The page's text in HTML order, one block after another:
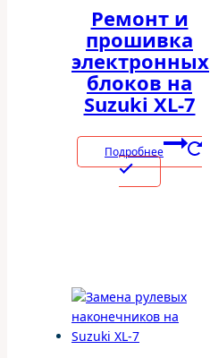
Ремонт и
прошивка
электронных
блоков на
Suzuki XL-7
Подробнее